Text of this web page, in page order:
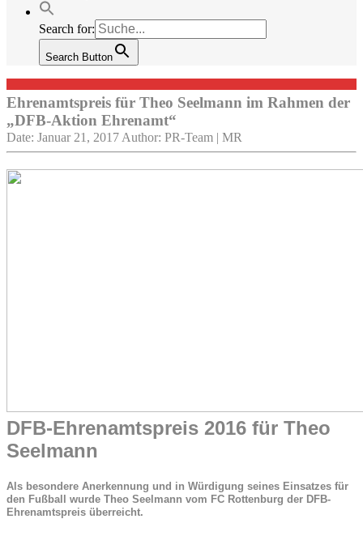
Search for:
Search Button
Ehrenamtspreis für Theo Seelmann im Rahmen der
„DFB-Aktion Ehrenamt“
Date: Januar 21, 2017 Author: PR-Team | MR
DFB-Ehrenamtspreis 2016 für Theo
Seelmann
Als besondere Anerkennung und in Würdigung seines Einsatzes für
den Fußball wurde Theo Seelmann vom FC Rottenburg der DFB-
Ehrenamtspreis überreicht.